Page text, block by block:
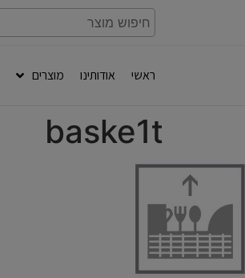
ראשי אודותינו מוצרים
baske1t